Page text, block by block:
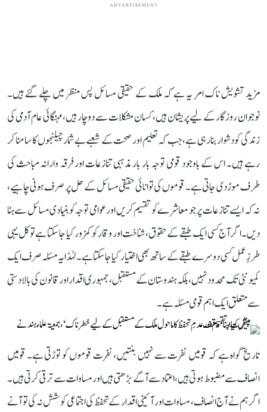
ADVERTISEMENT
مزید تشویش ناک امر یہ ہے کہ ملک کے حقیقی مسائل پس منظر میں چلے گئے ہیں۔
نوجوان روزگار کے لیے پریشان ہیں، کسان مشکلات سے دوچار ہیں، مہنگائی عام آدمی کی
زندگی کو دشوار بنا رہی ہے، جب کہ تعلیم اور صحت کے شعبے بے شمار چیلنجوں کا سامنا کر
رہے ہیں۔ اس کے باوجود قومی توجہ بار بار مذہبی تنازعات اور فرقہ وارانہ مباحث کی
طرف موڑ دی جاتی ہے۔ قوموں کی توانائی حقیقی مسائل کے حل پر صرف ہونی چاہیے،
نہ کہ ایسے تنازعات پر جو معاشرے کو تقسیم کریں اور عوامی توجہ کو بنیادی مسائل سے ہٹا
دیں۔ اگر آج کسی ایک طبقے کے حقوق، شناخت اور وقار کو کمزور کیا جا سکتا ہے تو کل یہی
طرزِ عمل کسی دوسرے طبقے کے ساتھ بھی اختیار کیا جا سکتا ہے۔ لہٰذا یہ مسئلہ صرف ایک
کمیونٹی تک محدود نہیں، بلکہ ہندوستان کےمستقبل، جمہوری اقدار اور قانون کی بالادستی
سے متعلق ایک اہم قومی مسئلہ ہے۔
تاریخ گواہ ہے کہ قومیں نفرت سے نہیں بنتیں، نفرت قوموں کو توڑتی ہے۔ قومیں
انصاف سے مضبوط ہوتی ہیں، اعتماد سے آگے بڑھتی ہیں اور مساوات سے ترقی کرتی ہیں۔
اگر ہم نے آج انصاف، مساوات اور آئینی اقدار کے تحفظ کی اجتماعی کوشش نہ کی تو آنے